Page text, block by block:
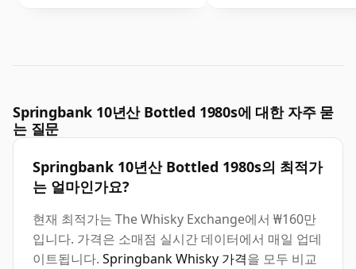
Springbank 10년산 Bottled 1980s에 대한 자주 묻
는 질문
Springbank 10년산 Bottled 1980s의 최적가
는 얼마인가요?
현재 최적가는 The Whisky Exchange에서 ₩160만
입니다. 가격은 소매점 실시간 데이터에서 매일 업데
이트됩니다. Springbank Whisky 가격을 모두 비교